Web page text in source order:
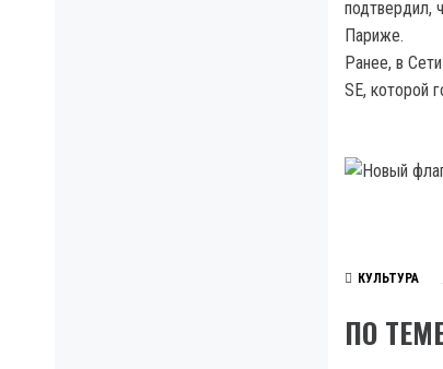
подтвердил,
Париже.
Ранее, в
SE, которой
КУЛЬТУРА
ПО